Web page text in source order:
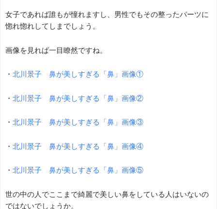
女子であれば誰もが憧れますし、男性でもその整ったパーツに
惚れ惚れしてしまでしょう。
画像を見れば一目瞭然ですね。
・ 北川景子 鼻が美しすぎる「鼻」画像①
・ 北川景子 鼻が美しすぎる「鼻」画像②
・ 北川景子 鼻が美しすぎる「鼻」画像③
・ 北川景子 鼻が美しすぎる「鼻」画像④
・ 北川景子 鼻が美しすぎる「鼻」画像⑤
世の中の人でここまで綺麗で美しい鼻をしている人はいないの
ではないでしょうか。